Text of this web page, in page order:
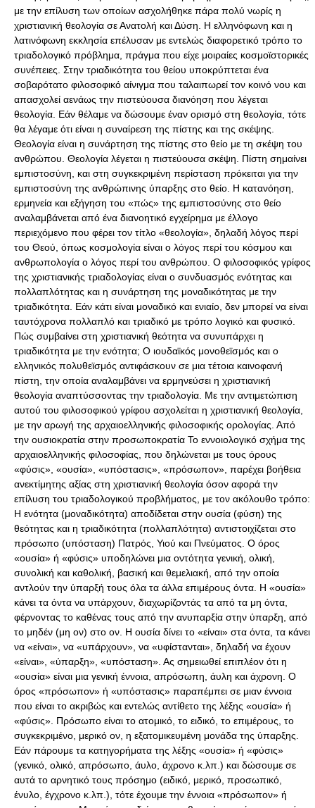
με την επίλυση των οποίων ασχολήθηκε πάρα πολύ νωρίς η
χριστιανική θεολογία σε Ανατολή και Δύση. Η ελληνόφωνη και η
λατινόφωνη εκκλησία επέλυσαν με εντελώς διαφορετικό τρόπο το
τριαδολογικό πρόβλημα, πράγμα που είχε μοιραίες κοσμοϊστορικές
συνέπειες. Στην τριαδικότητα του θείου υποκρύπτεται ένα
σοβαρότατο φιλοσοφικό αίνιγμα που ταλαιπωρεί τον κοινό νου και
απασχολεί αενάως την πιστεύουσα διανόηση που λέγεται
θεολογία. Εάν θέλαμε να δώσουμε έναν ορισμό στη θεολογία, τότε
θα λέγαμε ότι είναι η συναίρεση της πίστης και της σκέψης.
Θεολογία είναι η συνάρτηση της πίστης στο θείο με τη σκέψη του
ανθρώπου. Θεολογία λέγεται η πιστεύουσα σκέψη. Πίστη σημαίνει
εμπιστοσύνη, και στη συγκεκριμένη περίσταση πρόκειται για την
εμπιστοσύνη της ανθρώπινης ύπαρξης στο θείο. Η κατανόηση,
ερμηνεία και εξήγηση του «πώς» της εμπιστοσύνης στο θείο
αναλαμβάνεται από ένα διανοητικό εγχείρημα με έλλογο
περιεχόμενο που φέρει τον τίτλο «θεολογία», δηλαδή λόγος περί
του Θεού, όπως κοσμολογία είναι ο λόγος περί του κόσμου και
ανθρωπολογία ο λόγος περί του ανθρώπου. Ο φιλοσοφικός γρίφος
της χριστιανικής τριαδολογίας είναι ο συνδυασμός ενότητας και
πολλαπλότητας και η συνάρτηση της μοναδικότητας με την
τριαδικότητα. Εάν κάτι είναι μοναδικό και ενιαίο, δεν μπορεί να είναι
ταυτόχρονα πολλαπλό και τριαδικό με τρόπο λογικό και φυσικό.
Πώς συμβαίνει στη χριστιανική θεότητα να συνυπάρχει η
τριαδικότητα με την ενότητα; Ο ιουδαϊκός μονοθεϊσμός και ο
ελληνικός πολυθεϊσμός αντιφάσκουν σε μια τέτοια καινοφανή
πίστη, την οποία αναλαμβάνει να ερμηνεύσει η χριστιανική
θεολογία αναπτύσσοντας την τριαδολογία. Με την αντιμετώπιση
αυτού του φιλοσοφικού γρίφου ασχολείται η χριστιανική θεολογία,
με την αρωγή της αρχαιοελληνικής φιλοσοφικής ορολογίας. Από
την ουσιοκρατία στην προσωποκρατία Το εννοιολογικό σχήμα της
αρχαιοελληνικής φιλοσοφίας, που δηλώνεται με τους όρους
«φύσις», «ουσία», «υπόστασις», «πρόσωπον», παρέχει βοήθεια
ανεκτίμητης αξίας στη χριστιανική θεολογία όσον αφορά την
επίλυση του τριαδολογικού προβλήματος, με τον ακόλουθο τρόπο:
Η ενότητα (μοναδικότητα) αποδίδεται στην ουσία (φύση) της
θεότητας και η τριαδικότητα (πολλαπλότητα) αντιστοιχίζεται στο
πρόσωπο (υπόσταση) Πατρός, Υιού και Πνεύματος. Ο όρος
«ουσία» ή «φύσις» υποδηλώνει μια οντότητα γενική, ολική,
συνολική και καθολική, βασική και θεμελιακή, από την οποία
αντλούν την ύπαρξή τους όλα τα άλλα επιμέρους όντα. Η «ουσία»
κάνει τα όντα να υπάρχουν, διαχωρίζοντάς τα από τα μη όντα,
φέρνοντας το καθένας τους από την ανυπαρξία στην ύπαρξη, από
το μηδέν (μη ον) στο ον. Η ουσία δίνει το «είναι» στα όντα, τα κάνει
να «είναι», να «υπάρχουν», να «υφίστανται», δηλαδή να έχουν
«είναι», «ύπαρξη», «υπόσταση». Ας σημειωθεί επιπλέον ότι η
«ουσία» είναι μια γενική έννοια, απρόσωπη, άυλη και άχρονη. Ο
όρος «πρόσωπον» ή «υπόστασις» παραπέμπει σε μιαν έννοια
που είναι το ακριβώς και εντελώς αντίθετο της λέξης «ουσία» ή
«φύσις». Πρόσωπο είναι το ατομικό, το ειδικό, το επιμέρους, το
συγκεκριμένο, μερικό ον, η εξατομικευμένη μονάδα της ύπαρξης.
Εάν πάρουμε τα κατηγορήματα της λέξης «ουσία» ή «φύσις»
(γενικό, ολικό, απρόσωπο, άυλο, άχρονο κ.λπ.) και δώσουμε σε
αυτά το αρνητικό τους πρόσημο (ειδικό, μερικό, προσωπικό,
ένυλο, έγχρονο κ.λπ.), τότε έχουμε την έννοια «πρόσωπον» ή